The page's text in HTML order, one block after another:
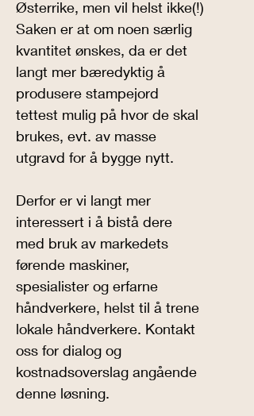
Østerrike, men vil helst ikke(!)
Saken er at om noen særlig
kvantitet ønskes, da er det
langt mer bæredyktig å
produsere stampejord
tettest mulig på hvor de skal
brukes, evt. av masse
utgravd for å bygge nytt.
Derfor er vi langt mer
interessert i å bistå dere
med bruk av markedets
førende maskiner,
spesialister og erfarne
håndverkere, helst til å trene
lokale håndverkere. Kontakt
oss for dialog og
kostnadsoverslag angående
denne løsning.